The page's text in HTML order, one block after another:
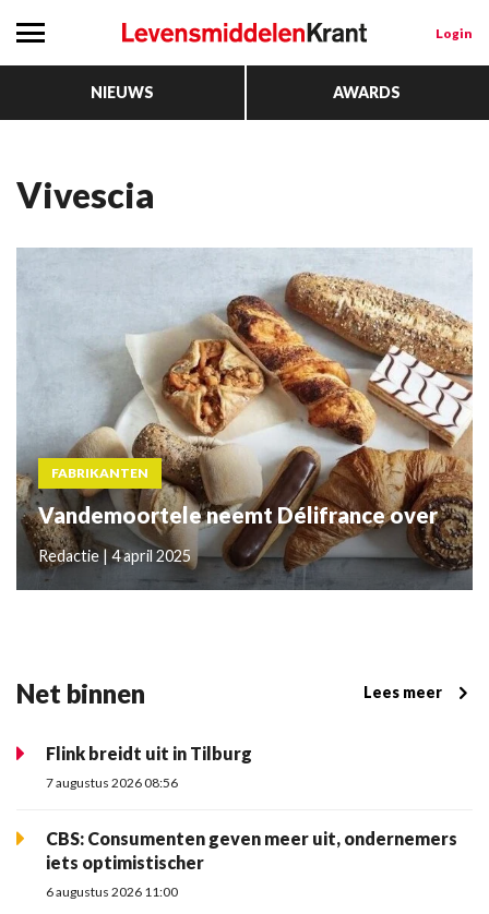
Login
NIEUWS AWARDS
Vivescia
FABRIKANTEN
Vandemoortele neemt Délifrance over
Redactie | 4 april 2025
Net binnen Lees meer
Flink breidt uit in Tilburg
7 augustus 2026 08:56
CBS: Consumenten geven meer uit, ondernemers
iets optimistischer
6 augustus 2026 11:00